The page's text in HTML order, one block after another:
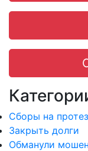
Сборы на
Закрыть долги
Обманули